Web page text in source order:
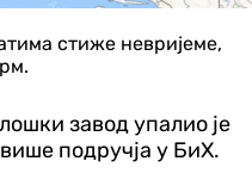
стиже невријеме,
завод упалио је
подручја у БиХ.